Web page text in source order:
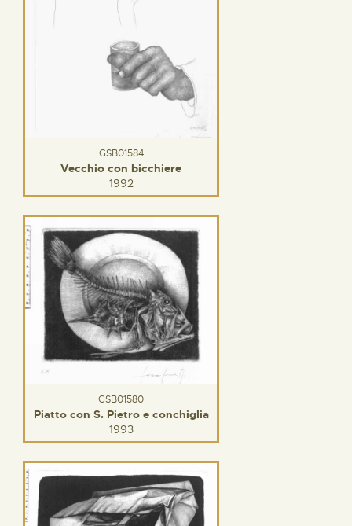
GSB01584
Vecchio con bicchiere
1992
GSB01580
Piatto con S. Pietro e conchiglia
1993